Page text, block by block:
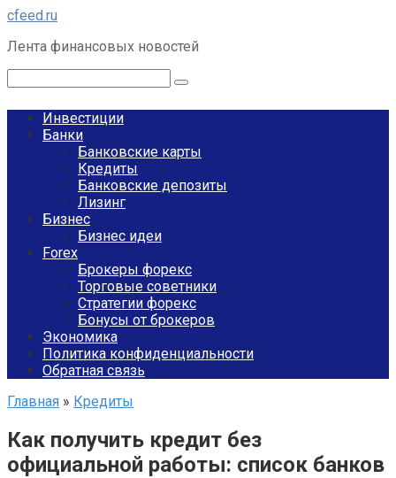
Перейти
контенту
cfeed.ru
Лента финансовых новостей
Инвестиции
Банки
Банковские карты
Кредиты
Банковские депозиты
Лизинг
Бизнес
Бизнес идеи
Forex
Брокеры форекс
Торговые советники
Стратегии форекс
Бонусы от брокеров
Экономика
Политика конфиденциальности
Обратная связь
Главная » Кредиты
Как получить кредит без
официальной работы: список банков